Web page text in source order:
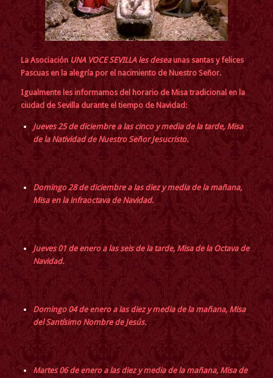
La Asociación UNA VOCE SEVILLA les deseaunas santas y felices
Pascuas en la alegría por el nacimiento de Nuestro Señor.
Igualmente les informamos del horario de Misa tradicional en la
ciudad de Sevilla durante el tiempo de Navidad:
Jueves 25 de diciembre a las cinco y media de la tarde, Misa
de la Natividad de Nuestro Señor Jesucristo.
Domingo 28 de diciembre a las diez y media de la mañana,
Misa en la infraoctava de Navidad.
Jueves 01 de enero a las seis de la tarde, Misa de la Octava de
Navidad.
Domingo 04 de enero a las diez y media de la mañana, Misa
del Santísimo Nombre de Jesús.
Martes 06 de enero a las diez y media de la mañana, Misa de